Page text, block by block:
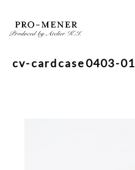
content
cv-cardcase0403-01